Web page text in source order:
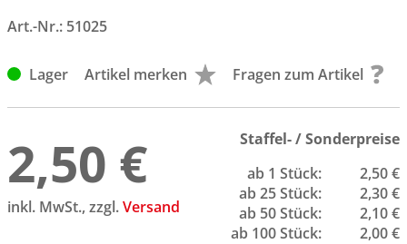
Art.-Nr.: 51025
Lager Artikel merken Fragen zum Artikel
2,50 €
inkl. MwSt., zzgl.Versand
Staffel- / Sonderpreise
ab 1 Stück:
2,50 €
ab 25 Stück:
2,30 €
ab 50 Stück:
2,10 €
ab 100 Stück:
2,00 €